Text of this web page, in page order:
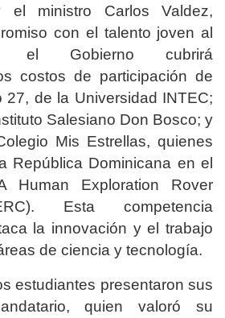
el ministro Carlos Valdez,
con el talento joven al
el Gobierno cubrirá
costos de participación de
27, de la Universidad INTEC;
Salesiano Don Bosco; y
Mis Estrellas, quienes
República Dominicana en el
Human Exploration Rover
Esta competencia
la innovación y el trabajo
de ciencia y tecnología.
estudiantes presentaron sus
quien valoró su